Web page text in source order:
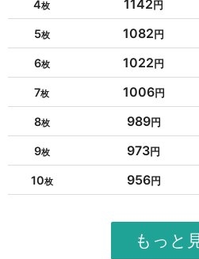
4 1142
5 1082
6 1022
7 1006
8 989
9 973
10 956
951